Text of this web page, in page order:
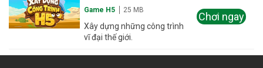
Game H5 25 MB
Xây dựng những công trình
vĩ đại thế giới.
Chơi ngay